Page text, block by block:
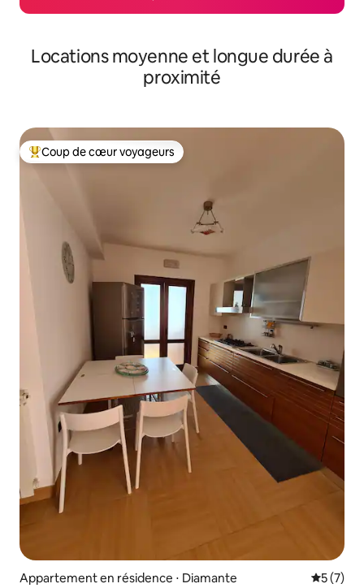
Locations moyenne et longue durée à
proximité
Coups de cœur voyageurs les plus appréciés
Coup de cœur voyageurs
Appartement en résidence ⋅ Diamante
5 (7)